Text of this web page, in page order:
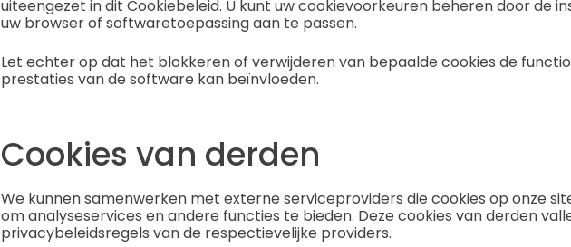
uiteengezet in dit Cookiebeleid. U kunt uw cookievoorkeuren beheren door de
uw browser of softwaretoepassing aan te passen.
Let echter op dat het blokkeren of verwijderen van bepaalde cookies de
prestaties van de software kan beïnvloeden.
Cookies van derden
We kunnen samenwerken met externe serviceproviders die cookies op onze
om analyseservices en andere functies te bieden. Deze cookies van derden
privacybeleidsregels van de respectievelijke providers.